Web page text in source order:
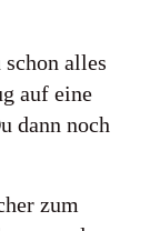
alles
auf eine
dann noch
zum